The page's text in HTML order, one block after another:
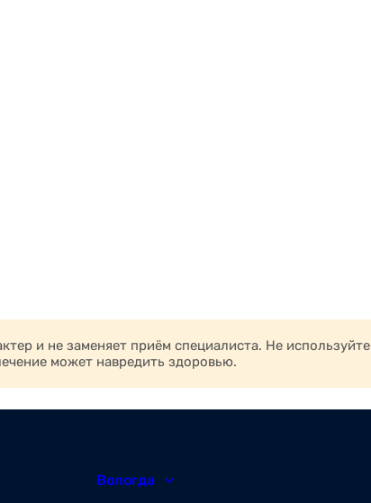
и не заменяет приём специалиста. Не
может навредить здоровью.
Вологда